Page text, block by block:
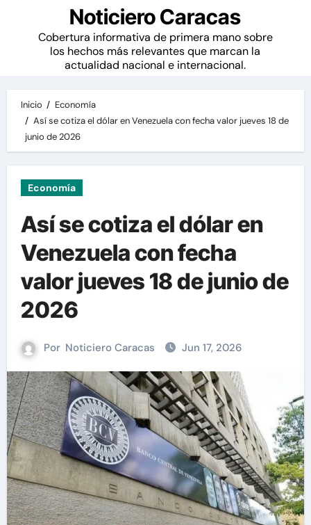
Noticiero Caracas
Cobertura informativa de primera mano sobre
los hechos más relevantes que marcan la
actualidad nacional e internacional.
Inicio
Economía
Así se cotiza el dólar en Venezuela con fecha valor jueves 18 de
junio de 2026
Economía
Así se cotiza el dólar en
Venezuela con fecha
valor jueves 18 de junio de
2026
Por Noticiero Caracas Jun 17, 2026